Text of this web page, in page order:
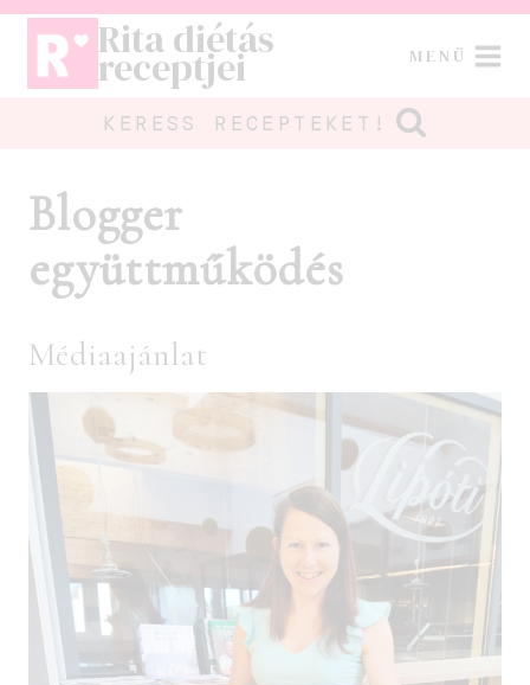
Skip
content
Rita diétás
receptjei MENÜ
KERESS RECEPTEKET!
Blogger
együttműködés
Médiaajánlat